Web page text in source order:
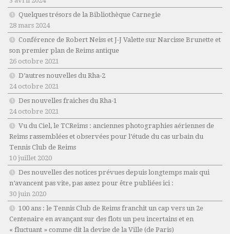
Quelques trésors de la Bibliothèque Carnegie
28 mars 2024
Conférence de Robert Neiss et J-J Valette sur Narcisse Brunette et
son premier plan de Reims antique
26 octobre 2021
D’autres nouvelles du Rha-2
24 octobre 2021
Des nouvelles fraiches du Rha-1
24 octobre 2021
Vu du Ciel, le TCReims : anciennes photographies aériennes de
Reims rassemblées et observées pour l’étude du cas urbain du
Tennis Club de Reims
10 juillet 2020
Des nouvelles des notices prévues depuis longtemps mais qui
n’avancent pas vite, pas assez pour être publiées ici :
30 juin 2020
100 ans : le Tennis Club de Reims franchit un cap vers un 2e
Centenaire en avançant sur des flots un peu incertains et en
« fluctuant » comme dit la devise de la Ville (de Paris)